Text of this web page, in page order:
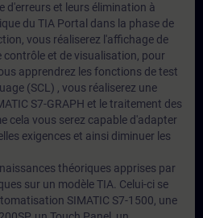
d'erreurs et leurs élimination à
du TIA Portal dans la phase de
vous réaliserez l'affichage de
contrôle et de visualisation, pour
apprendrez les fonctions de test
(SCL) , vous réaliserez une
S7-GRAPH et le traitement des
cela vous serez capable d'adapter
exigences et ainsi diminuer les
théoriques apprises par
sur un modèle TIA. Celui-ci se
SIMATIC S7-1500, une